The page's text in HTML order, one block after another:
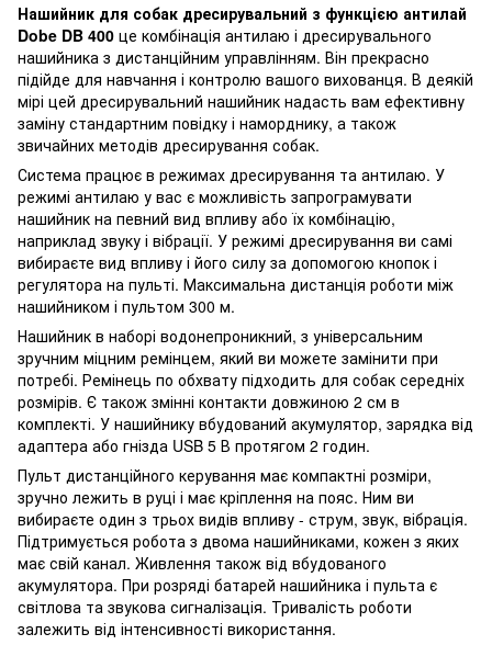
Нашийник для собак дресирувальний з функцією антилай
Dobe DB 400 це комбінація антилаю і дресирувального
нашийника з дистанційним управлінням. Він прекрасно
підійде для навчання і контролю вашого вихованця. В деякій
мірі цей дресирувальний нашийник надасть вам ефективну
заміну стандартним повідку і наморднику, а також
звичайних методів дресирування собак.
Система працює в режимах дресирування та антилаю. У
режимі антилаю у вас є можливість запрограмувати
нашийник на певний вид впливу або їх комбінацію,
наприклад звуку і вібрації. У режимі дресирування ви самі
вибираєте вид впливу і його силу за допомогою кнопок і
регулятора на пульті. Максимальна дистанція роботи між
нашийником і пультом 300 м.
Нашийник в наборі водонепроникний, з універсальним
зручним міцним ремінцем, який ви можете замінити при
потребі. Ремінець по обхвату підходить для собак середніх
розмірів. Є також змінні контакти довжиною 2 см в
комплекті. У нашийнику вбудований акумулятор, зарядка від
адаптера або гнізда USB 5 В протягом 2 годин.
Пульт дистанційного керування має компактні розміри,
зручно лежить в руці і має кріплення на пояс. Ним ви
вибираєте один з трьох видів впливу - струм, звук, вібрація.
Підтримується робота з двома нашийниками, кожен з яких
має свій канал. Живлення також від вбудованого
акумулятора. При розряді батарей нашийника і пульта є
світлова та звукова сигналізація. Тривалість роботи
залежить від інтенсивності використання.